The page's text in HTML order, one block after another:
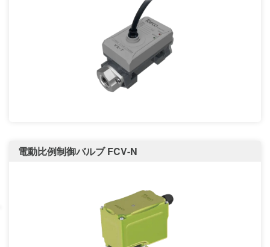
電動比例制御バルブ FCV-N